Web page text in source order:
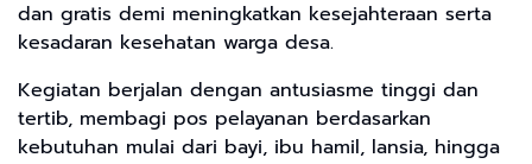
dan gratis demi meningkatkan kesejahteraan serta
kesadaran kesehatan warga desa.
Kegiatan berjalan dengan antusiasme tinggi dan
tertib, membagi pos pelayanan berdasarkan
kebutuhan mulai dari bayi, ibu hamil, lansia, hingga